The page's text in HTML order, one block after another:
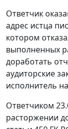
Ответчик
адрес истца
котором
выполненных
доработать
аудиторские
исполнитель
Ответчиком
расторжении